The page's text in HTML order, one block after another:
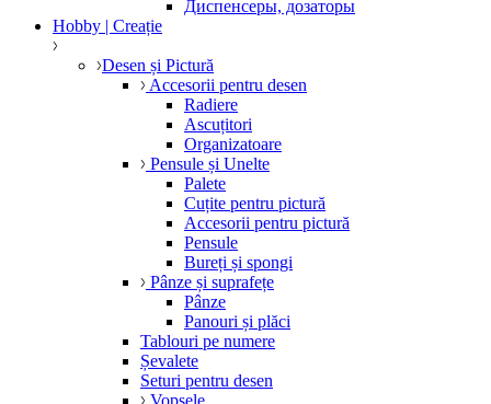
Диспенсеры, дозаторы
Hobby | Creație
Desen și Pictură
Accesorii pentru desen
Radiere
Ascuțitori
Organizatoare
Pensule și Unelte
Palete
Cuțite pentru pictură
Accesorii pentru pictură
Pensule
Bureți și spongi
Pânze și suprafețe
Pânze
Panouri și plăci
Tablouri pe numere
Șevalete
Seturi pentru desen
Vopsele